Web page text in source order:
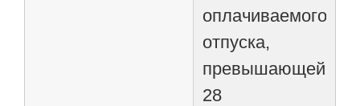
оплачиваемого
отпуска,
превышающей
28